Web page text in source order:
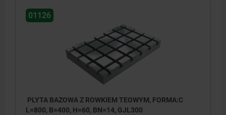
01126
PLYTA BAZOWA Z ROWKIEM TEOWYM, FORMA:C
L=800, B=400, H=60, BN=14, GJL300